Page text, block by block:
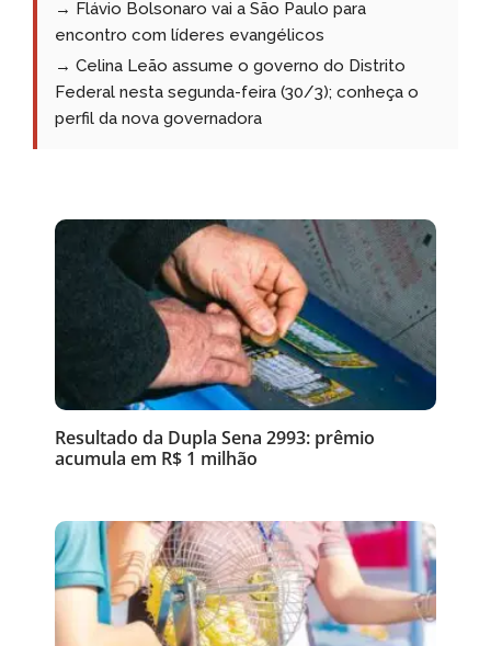
→ Flávio Bolsonaro vai a São Paulo para
encontro com líderes evangélicos
→ Celina Leão assume o governo do Distrito
Federal nesta segunda-feira (30/3); conheça o
perfil da nova governadora
Resultado da Dupla Sena 2993: prêmio
acumula em R$ 1 milhão